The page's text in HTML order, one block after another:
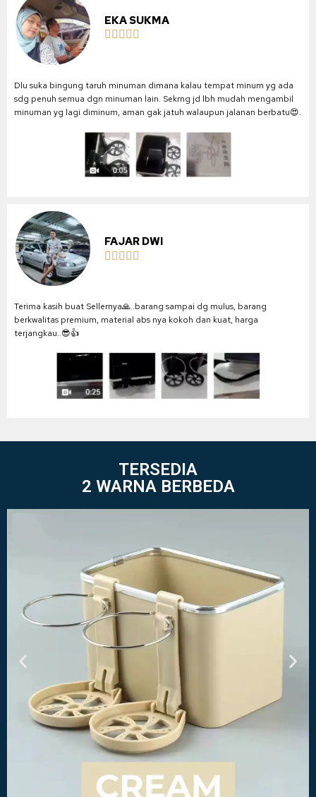
EKA SUKMA
    
Dlu suka bingung taruh minuman dimana kalau tempat minum yg ada
sdg penuh semua dgn minuman lain. Sekrng jd lbh mudah mengambil
minuman yg lagi diminum, aman gak jatuh walaupun jalanan berbatu😍.
FAJAR DWI
    
Terima kasih buat Sellernya🙏..barang sampai dg mulus, barang
berkwalitas premium, material abs nya kokoh dan kuat, harga
terjangkau..😎👍
TERSEDIA
2 WARNA BERBEDA